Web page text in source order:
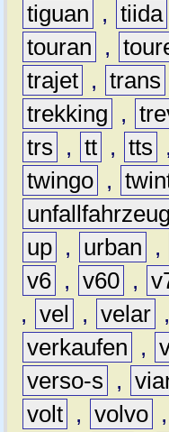
tiguan
, tiida
touran
,
trajet , trans
trekking
,
trs
, tt , tts ,
twingo ,
up , urban ,
v6 , v60 ,
, vel , velar ,
verkaufen
,
verso-s
,
volt , volvo ,